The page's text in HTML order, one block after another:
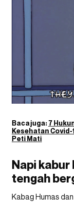
Baca juga:7
Kesehatan Covid-
Peti Mati
Napi
tengah
Kabag Humas